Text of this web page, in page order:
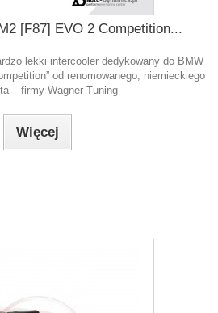
[F87] EVO 2 Competition...
lekki intercooler dedykowany do BMW
od renomowanego, niemieckiego
– firmy Wagner Tuning
Więcej